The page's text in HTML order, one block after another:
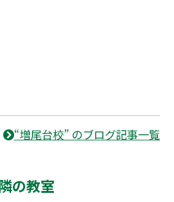
“増尾台校” のブログ記事一覧
の教室